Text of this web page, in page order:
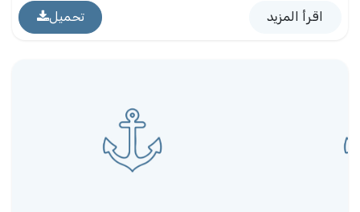
اقرأ المزيد تحميل